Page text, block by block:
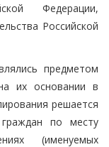
Федерации,
Российской
предметом
их основании в
решается
по месту
(именуемых